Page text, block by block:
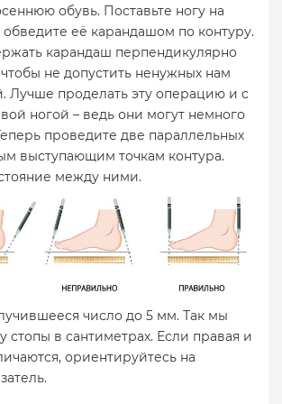
обувь. Поставьте ногу на
её карандашом по контуру.
карандаш перпендикулярно
не допустить ненужных нам
Лучше проделать эту операцию и с
ногой – ведь они могут немного
проведите две параллельных
выступающим точкам контура.
между ними.
число до 5 мм. Так мы
стопы в сантиметрах. Если правая и
ориентируйтесь на